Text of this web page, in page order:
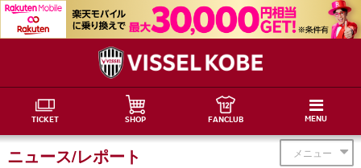
TICKET SHOP FANCLUB MENU
メニュー
ニュース/レポート